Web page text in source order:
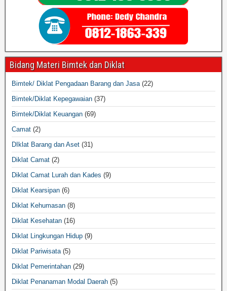
Bidang Materi Bimtek dan Diklat
Bimtek/ Diklat Pengadaan Barang dan Jasa(22)
Bimtek/Diklat Kepegawaian (37)
Bimtek/Diklat Keuangan (69)
Camat (2)
DIklat Barang dan Aset (31)
Diklat Camat (2)
Diklat Camat Lurah dan Kades (9)
Diklat Kearsipan (6)
Diklat Kehumasan (8)
Diklat Kesehatan (16)
Diklat Lingkungan Hidup (9)
Diklat Pariwisata(5)
Diklat Pemerintahan (29)
Diklat Penanaman Modal Daerah (5)